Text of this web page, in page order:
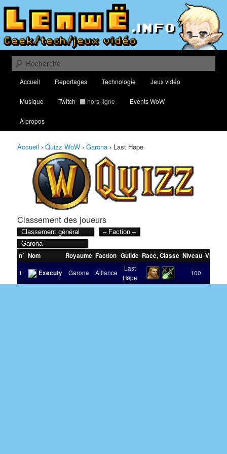
Aller
contenu
principal
Aller
contenu
secondaireLenwë – Culture geek, tech et jeux
vidéo
Classement des meilleurs joueurs au Quizz World of Warcraft
Recherche
principal
Accueil Reportages Technologie Jeux vidéo
Musique Twitch hors-ligne Events WoW
À propos
Accueil › Quizz WoW › Garona › Last Høpe
Classement des joueurs
n° Nom Royaume Faction Guilde Race,Classe Niveau
1. Executy Garona Alliance
Last
Høpe
100